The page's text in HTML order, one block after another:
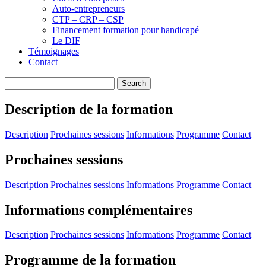
Auto-entrepreneurs
CTP – CRP – CSP
Financement formation pour handicapé
Le DIF
Témoignages
Contact
Description de la formation
Description Prochaines sessions Informations Programme Contact
Prochaines sessions
Description Prochaines sessions Informations Programme Contact
Informations complémentaires
Description Prochaines sessions Informations Programme Contact
Programme de la formation